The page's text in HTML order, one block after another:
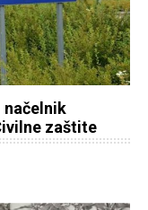
načelnik
zaštite